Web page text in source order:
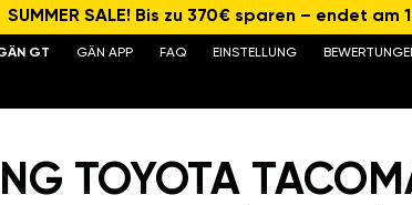
SUMMER SALE! Bis zu 370€ sparen – endet am
GT GÄN APP FAQ EINSTELLUNG
TOYOTA